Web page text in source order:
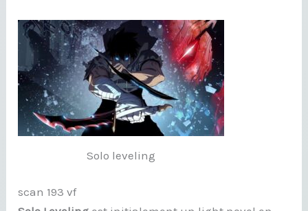
Solo leveling
scan 193 vf